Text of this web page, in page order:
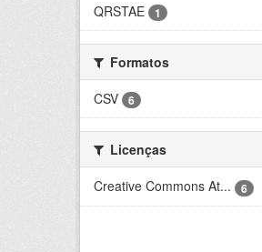
QRSTAE 1
Formatos
CSV
6
Licenças
Creative Commons At...
6